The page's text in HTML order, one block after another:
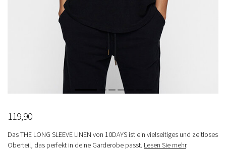
119,90
Das THE LONG SLEEVE LINEN von 10DAYS ist ein vielseitiges und zeitloses
Oberteil, das perfekt in deine Garderobe passt. Lesen Sie mehr.